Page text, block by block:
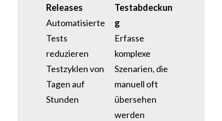
Releases
Automatisierte
Tests
reduzieren
Testzyklen von
Tagen auf
Stunden
Testabdeckun
g
Erfasse
komplexe
Szenarien, die
manuell oft
übersehen
werden